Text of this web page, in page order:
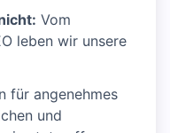
Vom
leben wir unsere
für angenehmes
und